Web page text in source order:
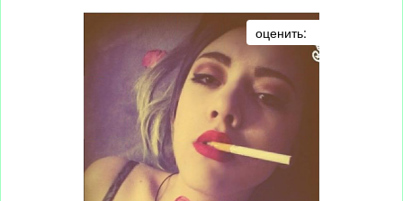
оценить: